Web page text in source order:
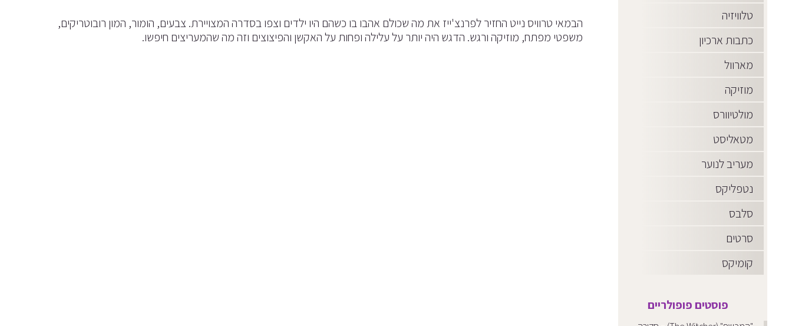
טלוויזיה
כתבות ארכיון
מארוול
מוזיקה
מולטיוורס
מטאליסט
מעריב לנוער
נטפליקס
סלבס
סרטים
קומיקס
פוסטים פופולריים
הבמאי טרוויס נייט החזיר לפרנצ'ייז את מה שכולם אהבו בו כשהם היו ילדים וצפו בסדרה המצויירת. צבעים, הומור, המון רובוטריקים,
משפטי מפתח, מוזיקה ורגש. הדגש היה יותר על עלילה ופחות על האקשן והפיצוצים וזה מה שהמעריצים חיפשו.